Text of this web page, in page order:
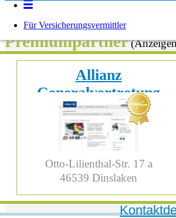
Für Versicherungsvermittler
Unsere geprüften
Premiumpartner
Allianz
Generalvertretung
Michael Kerkes
Otto-Lilienthal-Str. 17 a
46539 Dinslaken